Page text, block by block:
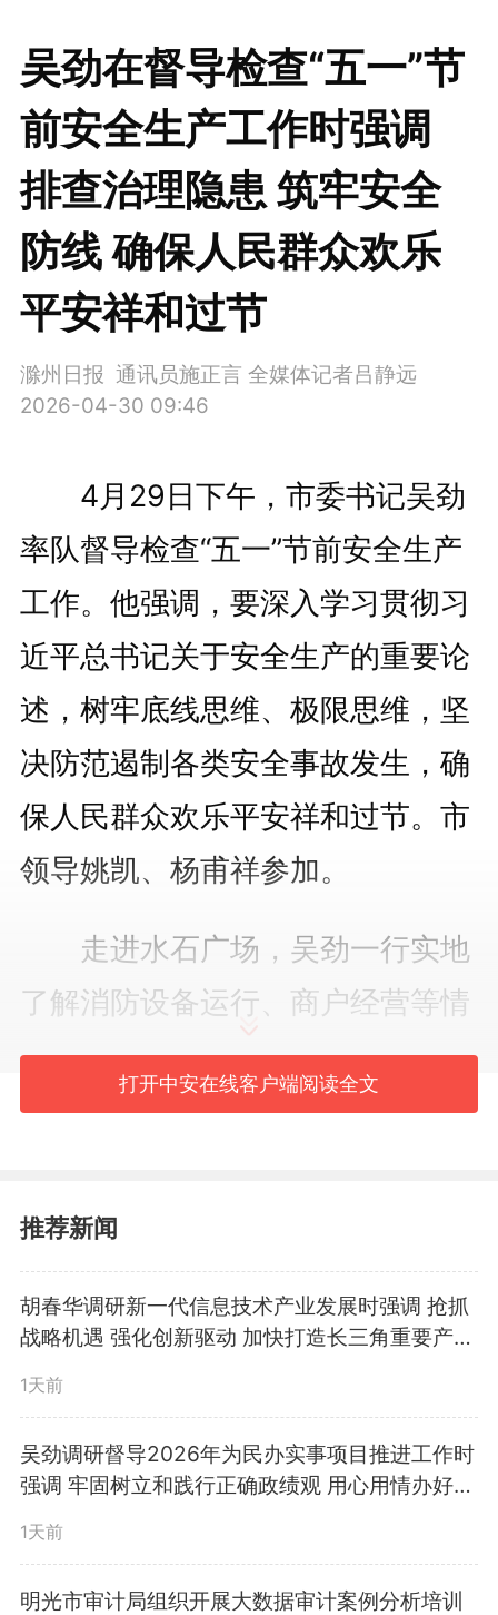
吴劲在督导检查“五一”节
前安全生产工作时强调
排查治理隐患 筑牢安全
防线 确保人民群众欢乐
平安祥和过节
滁州日报 通讯员施正言 全媒体记者吕静远
2026-04-30 09:46
4月29日下午，市委书记吴劲
率队督导检查“五一”节前安全生产
工作。他强调，要深入学习贯彻习
近平总书记关于安全生产的重要论
述，树牢底线思维、极限思维，坚
决防范遏制各类安全事故发生，确
保人民群众欢乐平安祥和过节。市
领导姚凯、杨甫祥参加。
走进水石广场，吴劲一行实地
了解消防设备运行、商户经营等情
况，指出要常态化排查整治安全隐
患，进一步丰富消费供给，着力营
察看强胜农副产品冷链仓储物
流园建设现场，听取园内惠民农副
产品大市场安全隐患整改情况介绍
后，吴劲强调要加强园内施工现场
安全管理，不定期开展消防安全检
作，确保市场安全有序运营。
打开中安在线客户端阅读全文
推荐新闻
胡春华调研新一代信息技术产业发展时强调 抢抓
战略机遇 强化创新驱动 加快打造长三角重要产业
1天前
吴劲调研督导2026年为民办实事项目推进工作时
强调 牢固树立和践行正确政绩观 用心用情办好民
1天前
明光市审计局组织开展大数据审计案例分析培训